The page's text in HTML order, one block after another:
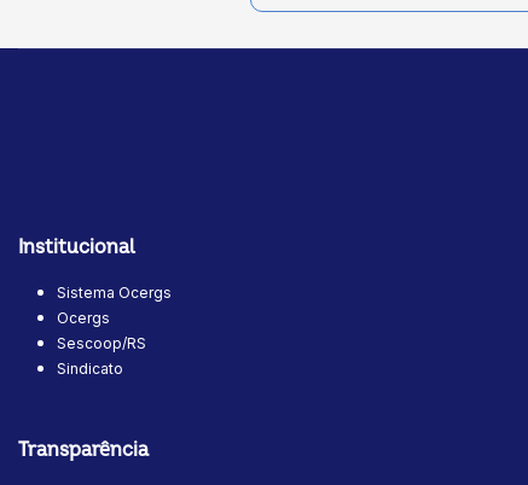
Institucional
Sistema Ocergs
Ocergs
Sescoop/RS
Sindicato
Transparência